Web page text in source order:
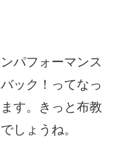
パフォーマンス
ック！ってなっ
す。きっと布教
しょうね。